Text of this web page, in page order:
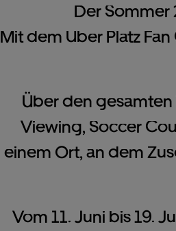
Der Sommer
Mit dem Uber Platz
Über den
Viewing, Soccer
einem Ort, an dem
Vom 11. Juni bis 19.